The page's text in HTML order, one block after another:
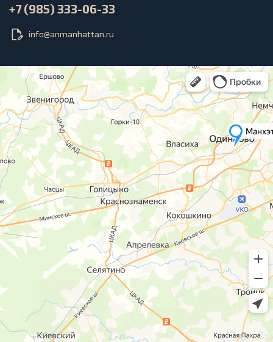
+7 (985) 333-06-33
info@anmanhattan.ru